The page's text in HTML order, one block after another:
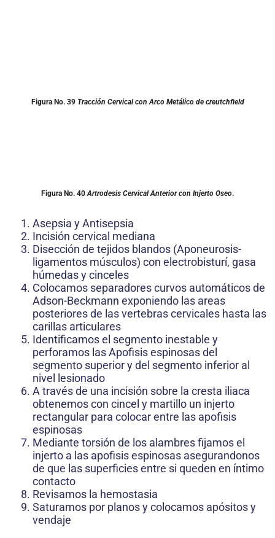
Figura No. 39 Tracción Cervical con Arco Metálico de creutchfield
Figura No. 40 Artrodesis Cervical Anterior con Injerto Oseo.
Asepsia y Antisepsia
Incisión cervical mediana
Disección de tejidos blandos (Aponeurosis-
ligamentos músculos) con electrobisturí, gasa
húmedas y cinceles
Colocamos separadores curvos automáticos de
Adson-Beckmann exponiendo las areas
posteriores de las vertebras cervicales hasta las
carillas articulares
Identificamos el segmento inestable y
perforamos las Apofisis espinosas del
segmento superior y del segmento inferior al
nivel lesionado
A través de una incisión sobre la cresta iliaca
obtenemos con cincel y martillo un injerto
rectangular para colocar entre las apofisis
espinosas
Mediante torsión de los alambres fijamos el
injerto a las apofisis espinosas asegurandonos
de que las superficies entre si queden en íntimo
contacto
Revisamos la hemostasia
Saturamos por planos y colocamos apósitos y
vendaje